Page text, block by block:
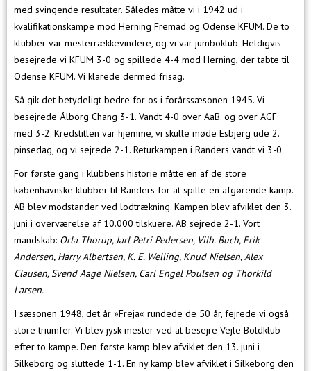
med svingende resultater. Således måtte vi i 1942 ud i
kvalifikationskampe mod Herning Fremad og Odense KFUM. De to
klubber var mesterrækkevindere, og vi var jumboklub. Heldigvis
besejrede vi KFUM 3-0 og spillede 4-4 mod Herning, der tabte til
Odense KFUM. Vi klarede dermed frisag.
Så gik det betydeligt bedre for os i forårssæsonen 1945. Vi
besejrede Ålborg Chang 3-1. Vandt 4-0 over AaB. og over AGF
med 3-2. Kredstitlen var hjemme, vi skulle møde Esbjerg ude 2.
pinsedag, og vi sejrede 2-1. Returkampen i Randers vandt vi 3-0.
For første gang i klubbens historie måtte en af de store
københavnske klubber til Randers for at spille en afgørende kamp.
AB blev modstander ved lodtrækning. Kampen blev afviklet den 3.
juni i overværelse af 10.000 tilskuere. AB sejrede 2-1. Vort
mandskab: Orla Thorup, Jarl Petri Pedersen, Vilh. Buch, Erik
Andersen, Harry Albertsen, K. E. Welling, Knud Nielsen, Alex
Clausen, Svend Aage Nielsen, Carl Engel Poulsen og Thorkild
Larsen.
I sæsonen 1948, det år »Freja« rundede de 50 år, fejrede vi også
store triumfer. Vi blev jysk mester ved at besejre Vejle Boldklub
efter to kampe. Den første kamp blev afviklet den 13. juni i
Silkeborg og sluttede 1-1. En ny kamp blev afviklet i Silkeborg den